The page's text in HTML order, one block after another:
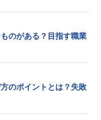
のがある？目指す職業
のポイントとは？失敗